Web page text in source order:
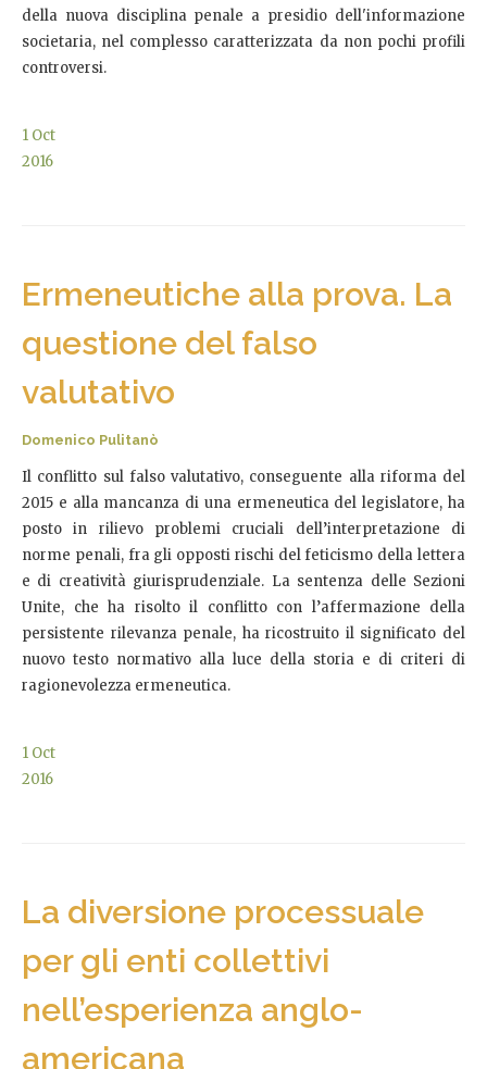
della nuova disciplina penale a presidio dell'informazione
societaria, nel complesso caratterizzata da non pochi profili
controversi.
1 Oct
2016
Ermeneutiche alla prova. La
questione del falso
valutativo
Domenico Pulitanò
Il conflitto sul falso valutativo, conseguente alla riforma del
2015 e alla mancanza di una ermeneutica del legislatore, ha
posto in rilievo problemi cruciali dell’interpretazione di
norme penali, fra gli opposti rischi del feticismo della lettera
e di creatività giurisprudenziale. La sentenza delle Sezioni
Unite, che ha risolto il conflitto con l’affermazione della
persistente rilevanza penale, ha ricostruito il significato del
nuovo testo normativo alla luce della storia e di criteri di
ragionevolezza ermeneutica.
1 Oct
2016
La diversione processuale
per gli enti collettivi
nell’esperienza anglo-
americana